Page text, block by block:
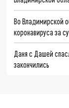
Во Владимирской
коронавируса за
Даня с Дашей
закончились